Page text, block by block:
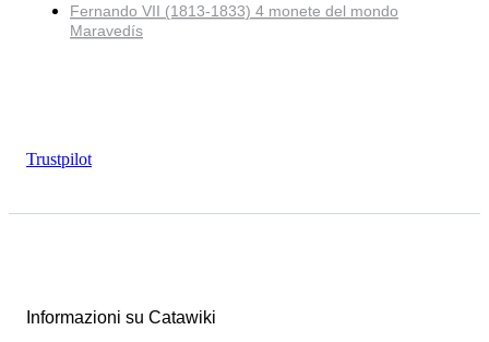
Fernando VII (1813-1833) 4 monete del mondo
Maravedís
Trustpilot
Informazioni su Catawiki